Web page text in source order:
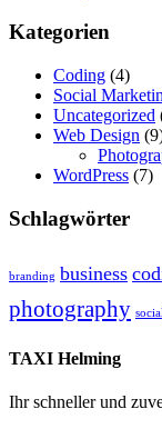
Kategorien
Coding (4)
Social
Uncategorized
Web Design
WordPress (7)
Schlagwörter
branding business
photography
TAXI Helming
Ihr schneller und